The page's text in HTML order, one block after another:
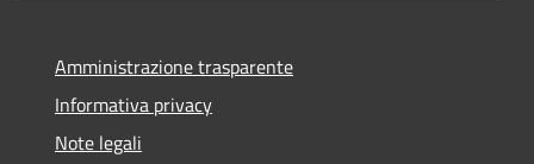
Amministrazione trasparente
Informativa privacy
Note legali